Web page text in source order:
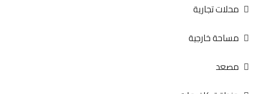
محلات تجارية
مساحة خارجية
مصعد